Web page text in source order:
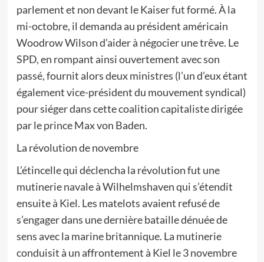
parlement et non devant le Kaiser fut formé. À la
mi-octobre, il demanda au président américain
Woodrow Wilson d’aider à négocier une trêve. Le
SPD, en rompant ainsi ouvertement avec son
passé, fournit alors deux ministres (l’un d’eux étant
également vice-président du mouvement syndical)
pour siéger dans cette coalition capitaliste dirigée
par le prince Max von Baden.
La révolution de novembre
L’étincelle qui déclencha la révolution fut une
mutinerie navale à Wilhelmshaven qui s’étendit
ensuite à Kiel. Les matelots avaient refusé de
s’engager dans une dernière bataille dénuée de
sens avec la marine britannique. La mutinerie
conduisit à un affrontement à Kiel le 3 novembre